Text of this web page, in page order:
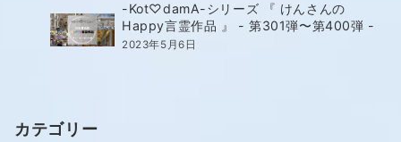
-Kot♡damA-シリーズ 『 けんさんの
Happy言霊作品 』 - 第301弾〜第400弾 -
2023年5月6日
カテゴリー